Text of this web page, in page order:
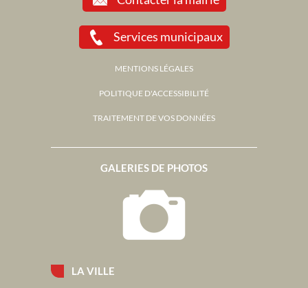
LA VILLE
GALERIES DE PHOTOS
Services municipaux
MENTIONS LÉGALES
POLITIQUE D'ACCESSIBILITÉ
TRAITEMENT DE VOS DONNÉES